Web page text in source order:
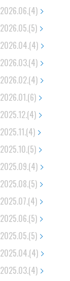
2026.06.(4)
2026.05.(5)
2026.04.(4)
2026.03.(4)
2026.02.(4)
2026.01.(6)
2025.12.(4)
2025.11.(4)
2025.10.(5)
2025.09.(4)
2025.08.(5)
2025.07.(4)
2025.06.(5)
2025.05.(5)
2025.04.(4)
2025.03.(4)